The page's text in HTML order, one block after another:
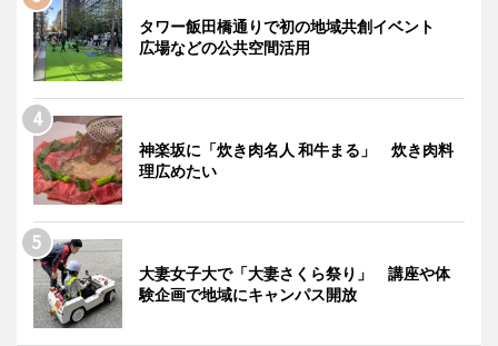
タワー飯田橋通りで初の地域共創イベント
広場などの公共空間活用
神楽坂に「炊き肉名人 和牛まる」 炊き肉料
理広めたい
大妻女子大で「大妻さくら祭り」 講座や体
験企画で地域にキャンパス開放